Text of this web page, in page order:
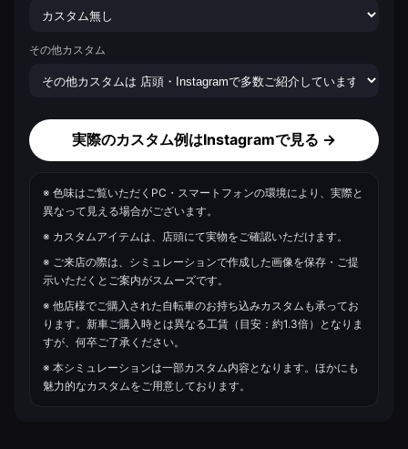
その他カスタム
実際のカスタム例はInstagramで見る →
※ 色味はご覧いただくPC・スマートフォンの環境により、実際と
異なって見える場合がございます。
※ カスタムアイテムは、店頭にて実物をご確認いただけます。
※ ご来店の際は、シミュレーションで作成した画像を保存・ご提
示いただくとご案内がスムーズです。
※ 他店様でご購入された自転車のお持ち込みカスタムも承ってお
ります。新車ご購入時とは異なる工賃（目安：約1.3倍）となりま
すが、何卒ご了承ください。
※ 本シミュレーションは一部カスタム内容となります。ほかにも
魅力的なカスタムをご用意しております。